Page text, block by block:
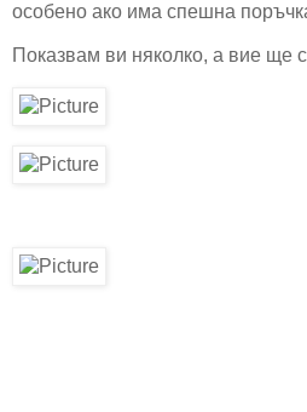
особено ако има спешна
Показвам ви няколко, а вие ще